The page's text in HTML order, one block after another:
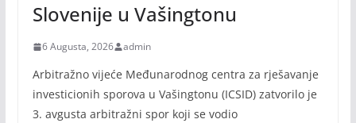
Slovenije u Vašingtonu
6 Augusta, 2026 admin
Arbitražno vijeće Međunarodnog centra za rješavanje
investicionih sporova u Vašingtonu (ICSID) zatvorilo je
3. avgusta arbitražni spor koji se vodio